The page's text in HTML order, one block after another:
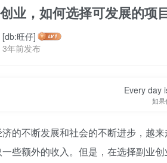
业，如何选择可发展的项
[db:旺仔]
3年前发布
Every day
如果
的不断发展和社会的不断进步，越
一些额外的收入。但是，在选择副业